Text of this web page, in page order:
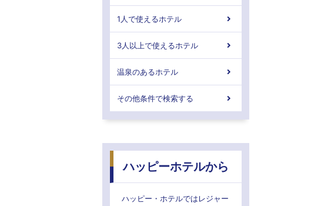
1人で使えるホテル
3人以上で使えるホテル
温泉のあるホテル
その他条件で検索する
ハッピーホテルから
ハッピー・ホテルではレジャー